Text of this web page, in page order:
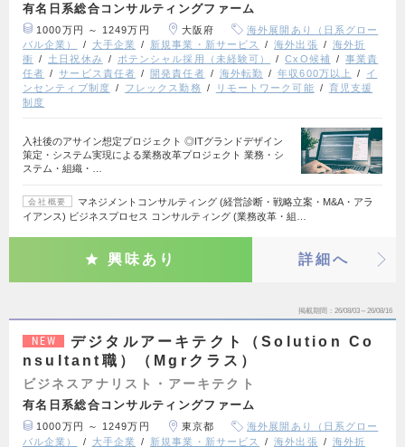
有名日系総合コンサルティングファーム
1000万円 ～ 1249万円 大阪府
海外展開あり（日系グロー
バル企業）
大手企業 新規事業・新サービス 海外出張
海外折
衝
土日祝休み ポテンシャル採用（未経験可） CxO候補
事業責
任者
サービス責任者 開発責任者 海外転勤 年収600万以上
イ
ンセンティブ制度
フレックス勤務 リモートワーク可能
育児支援
制度
入社後のアサイン想定プロジェクト ◎ITグランドデザイン
策定・システム実現による業務改革プロジェクト 業務・シ
ステム・組織・…
会社概要
マネジメントコンサルティング (経営診断・戦略立案・M&A・アラ
イアンス) ビジネスプロセス コンサルティング (業務改革・組…
興味あり 詳細へ
掲載期間 26/08/03～26/08/16
NEW
デジタルアーキテクト（Solution Co
nsultant職）（Mgrクラス）
ビジネスアナリスト・アーキテクト
有名日系総合コンサルティングファーム
1000万円 ～ 1249万円 東京都
海外展開あり（日系グロー
バル企業）
大手企業 新規事業・新サービス 海外出張 海外折